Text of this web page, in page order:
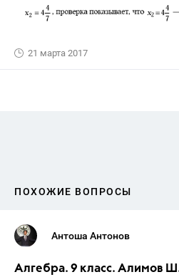
21 марта 2017
ПОХОЖИЕ ВОПРОСЫ
Антоша Антонов
Алгебра. 9 класс. Алимов